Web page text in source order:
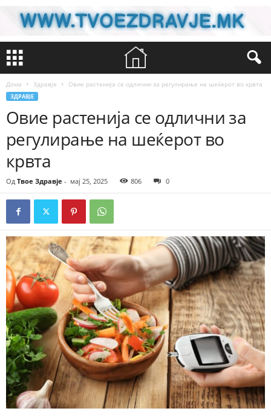
Дома Здравје Овие растенија се одлични за регулирање на шеќерот во крвта
ЗДРАВЈЕ
Овие растенија се одлични за
регулирање на шеќерот во
крвта
Од Твое Здравје - мај 25, 2025 806 0